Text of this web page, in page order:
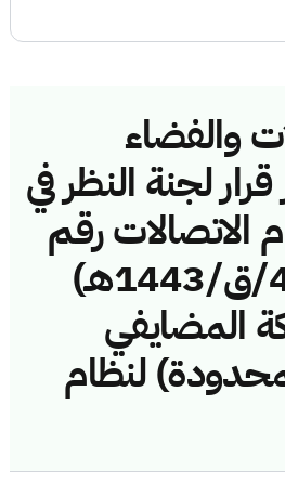
والفضاء
لجنة النظر في
الاتصالات رقم
(41748308/ق/1443هـ)
المضايفي
لنظام